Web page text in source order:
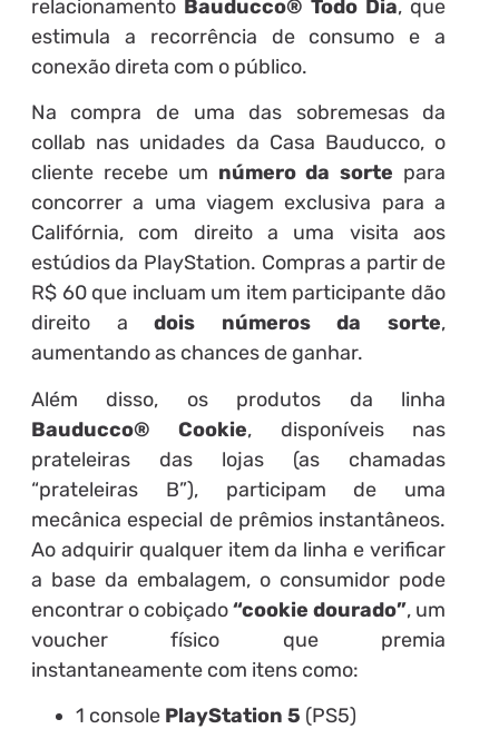
relacionamento Bauducco® Todo Dia, que
estimula a recorrência de consumo e a
conexão direta com o público.
Na compra de uma das sobremesas da
collab nas unidades da Casa Bauducco, o
cliente recebe um número da sorte para
concorrer a uma viagem exclusiva para a
Califórnia, com direito a uma visita aos
estúdios da PlayStation. Compras a partir de
R$ 60 que incluam um item participante dão
direito adois números da sorte,
aumentando as chances de ganhar.
Além disso, os produtos da linha
Bauducco® Cookie, disponíveis nas
prateleiras das lojas (as chamadas
“prateleiras B”), participam de uma
mecânica especial de prêmios instantâneos.
Ao adquirir qualquer item da linha e verificar
a base da embalagem, o consumidor pode
encontrar o cobiçado“cookie dourado”, um
voucher físico que premia
instantaneamente com itens como:
1 console PlayStation 5 (PS5)